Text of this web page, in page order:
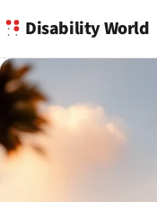
Disability World